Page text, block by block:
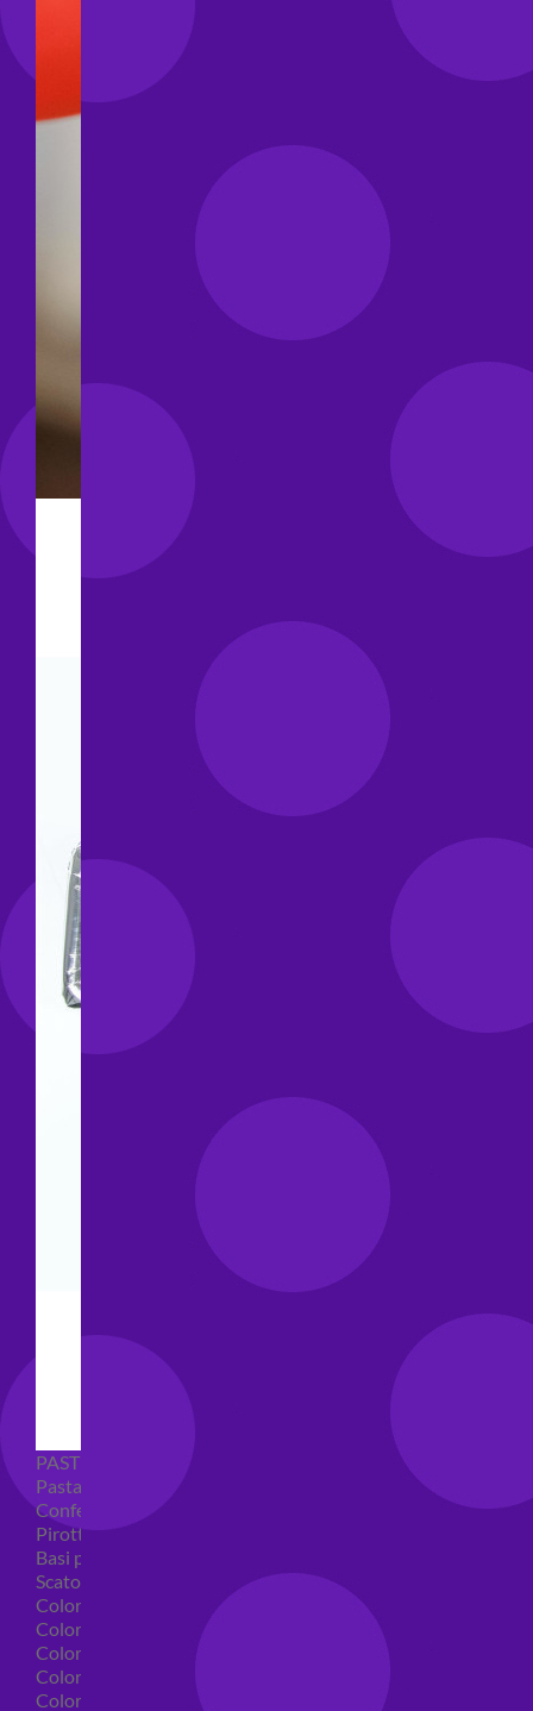
PASTICCERIA
Pasta di zucchero
Confetti
Pirottini
Basi polistirolo per torte
Scatole per torte
Coloranti alimentari
Coloranti alimentari in gel
Colorante alimentare spray
Coloranti alimentari in polvere
Coloranti liquidi